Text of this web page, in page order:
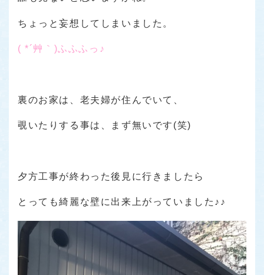
ちょっと妄想してしまいました。
( *´艸｀)ふふふっ♪
裏のお家は、老夫婦が住んでいて、
覗いたりする事は、まず無いです(笑)
夕方工事が終わった後見に行きましたら
とっても綺麗な壁に出来上がっていました♪♪